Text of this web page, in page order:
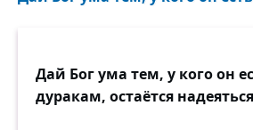
Дай Бог ума тем, у кого он
дуракам, остаётся